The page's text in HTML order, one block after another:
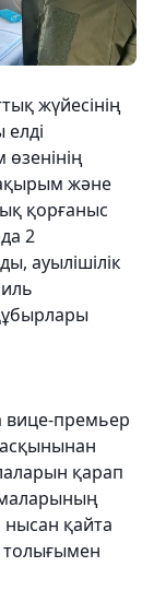
жүйесінің
елді
және
қорғаныс
2
ауылішілік
вице-премьер
қарап
нысан қайта
толығымен